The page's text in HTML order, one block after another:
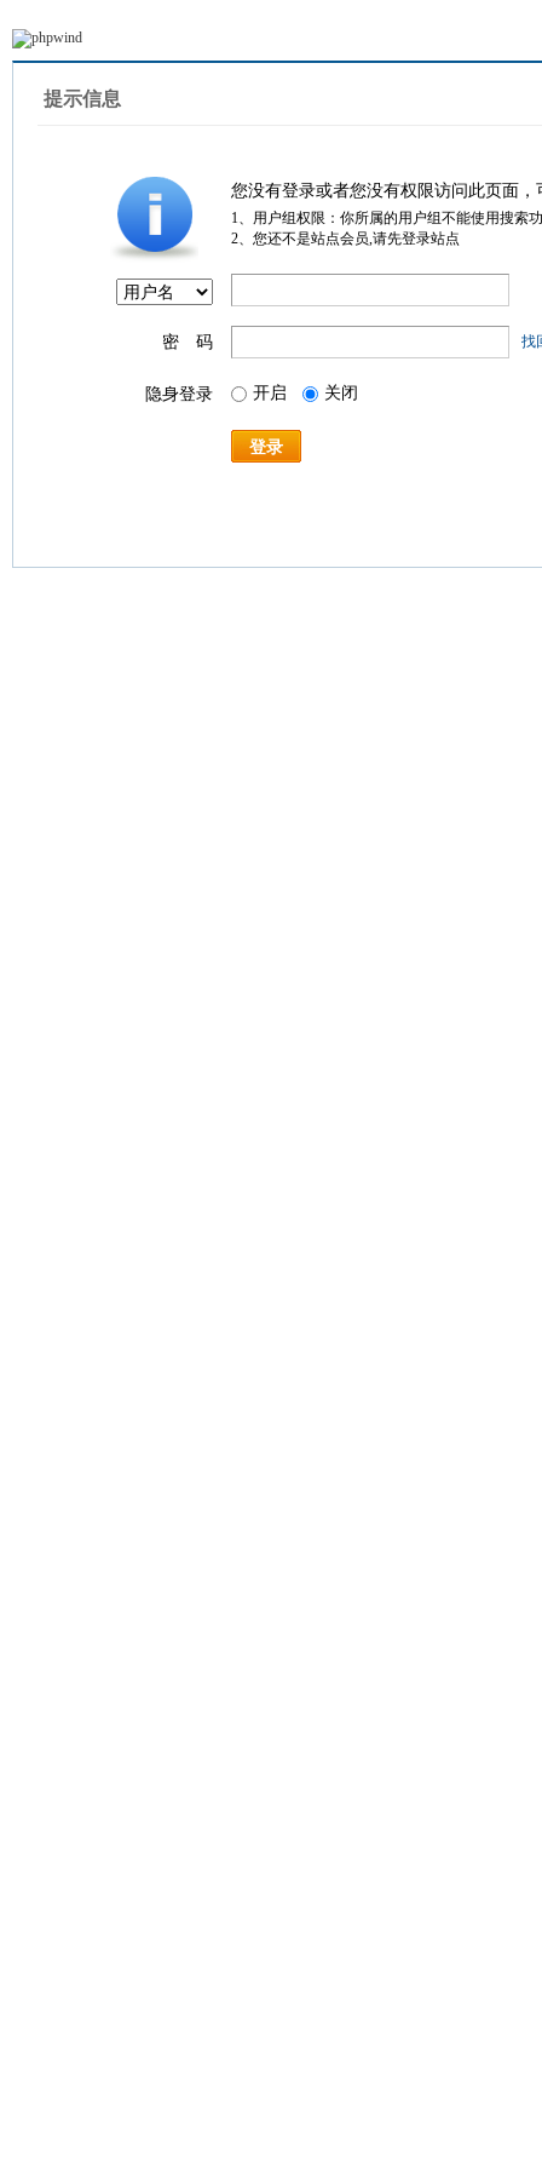
提示信息
您没有登录或者您没有权限访问此页面
1、用户组权限：你所属的用户组不能使用搜索
2、您还不是站点会员,请先登录站点
密 码 找
隐身登录 开启 关闭
登录